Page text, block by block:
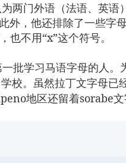
两门外语（法语、英语
外，他还排除了一些字
，也不用“x”这个符号。
批学习马语字母的人
校。虽然拉丁文字母已
地区还留着sorabe